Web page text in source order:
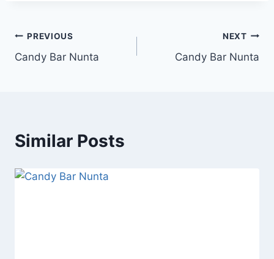
PREVIOUS
Candy Bar Nunta
NEXT
Candy Bar Nunta
Similar Posts